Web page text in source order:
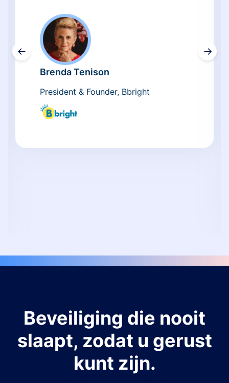
←
Brenda Tenison
President & Founder, Bbright
→
Beveiliging die nooit
slaapt, zodat u gerust
kunt zijn.